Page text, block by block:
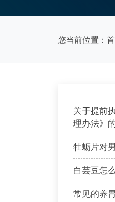
您当前位置：
关于提前
理办法》
牡蛎片对
白芸豆怎
常见的养